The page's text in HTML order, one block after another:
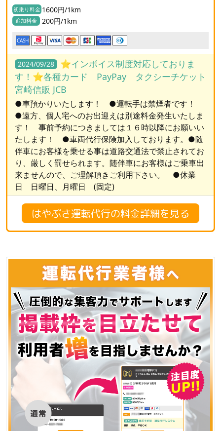
初乗り料金 1600円/1km
追加料金 200円/1km
CASH
2024/09/28
⭐️インボイス制度対応しておりま
す！⭐️各種カード PayPay タクシーチケット
宮崎信販 JCB
●車預かりいたします！ ●運転手は禁煙者です！
●遠方、個人宅へのお出迎えは別途料金発生いたしま
す！ 事前予約につきましては１６時以降にお願いい
たします！ ●車両代行保険加入しております。●随
伴車にお客様を乗せる事は道路交通法で禁止されてお
り、厳しく罰せられます。随伴車にお客様はご乗車出
来ませんので、ご理解頂きご利用下さい。 ●休業
日 日曜日、月曜日 (固定)
はやぶさ運転代行の料金詳細を見る